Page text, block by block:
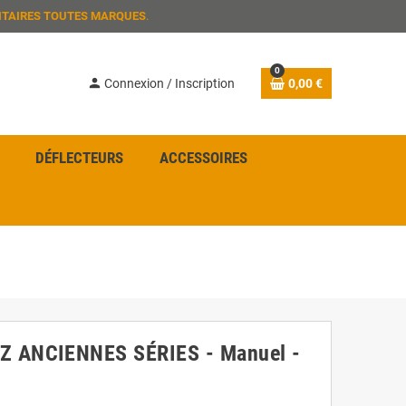
TOUTES MARQUES.
person Connexion / Inscription
0
0,00 €
DÉFLECTEURS ACCESSOIRES
ANCIENNES SÉRIES - Manuel -